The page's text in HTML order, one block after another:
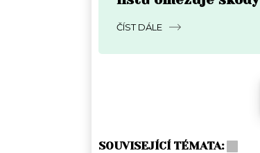
ČÍST DÁLE
SOUVISEJÍCÍ TÉMATA: